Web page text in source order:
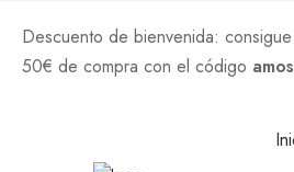
Descuento de bienvenida:
50€ de compra con el código